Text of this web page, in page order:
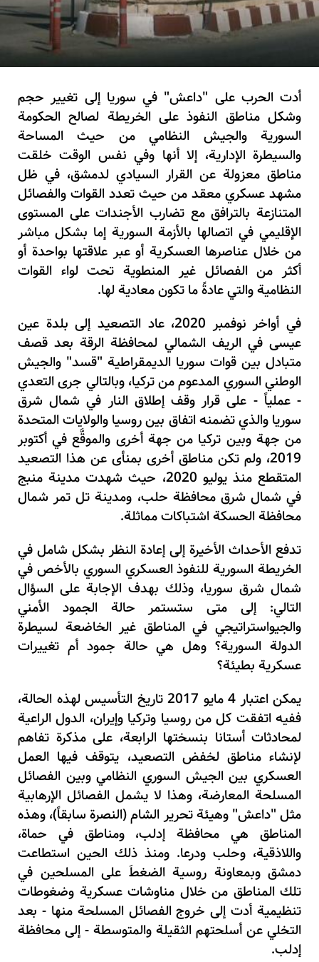
أدت الحرب على "داعش" في سوريا إلى تغيير حجم
وشكل مناطق النفوذ على الخريطة لصالح الحكومة
السورية والجيش النظامي من حيث المساحة
والسيطرة الإدارية، إلا أنها وفي نفس الوقت خلقت
مناطق معزولة عن القرار السيادي لدمشق، في ظل
مشهد عسكري معقد من حيث تعدد القوات والفصائل
المتنازعة بالترافق مع تضارب الأجندات على المستوى
الإقليمي في اتصالها بالأزمة السورية إما بشكل مباشر
من خلال عناصرها العسكرية أو عبر علاقتها بواحدة أو
أكثر من الفصائل غير المنطوية تحت لواء القوات
النظامية والتي عادةً ما تكون معادية لها.
في أواخر نوفمبر 2020،عاد التصعيد إلى بلدة عين
عيسى في الريف الشمالي لمحافظة الرقة بعد قصف
متبادل بين قوات سوريا الديمقراطية "قسد" والجيش
الوطني السوري المدعوم من تركيا، وبالتالي جرى التعدي
- عملياً - على قرار وقف إطلاق النار في شمال شرق
سوريا والذي تضمنه اتفاق بين روسيا والولايات المتحدة
من جهة وبين تركيا من جهة أخرى والموقَّع في أكتوبر
2019، ولم تكن مناطق أخرى بمنأى عن هذا التصعيد
المتقطع منذ يوليو 2020، حيث شهدت مدينة منبج
في شمال شرق محافظة حلب، ومدينة تل تمر شمال
محافظة الحسكة اشتباكات مماثلة.
تدفع الأحداث الأخيرة إلى إعادة النظر بشكل شامل في
الخريطة السورية للنفوذ العسكري السوري بالأخص في
شمال شرق سوريا، وذلك بهدف الإجابة على السؤال
التالي: إلى متى ستستمر حالة الجمود الأمني
والجيواستراتيجي في المناطق غير الخاضعة لسيطرة
الدولة السورية؟ وهل هي حالة جمود أم تغييرات
عسكرية بطيئة؟
يمكن اعتبار 4 مايو 2017 تاريخ التأسيس لهذه الحالة،
ففيه اتفقت كل من روسيا وتركيا وإيران، الدول الراعية
لمحادثات أستانا بنسختها الرابعة، على مذكرة تفاهم
لإنشاء مناطق لخفض التصعيد، يتوقف فيها العمل
العسكري بين الجيش السوري النظامي وبين الفصائل
المسلحة المعارضة، وهذا لا يشمل الفصائل الإرهابية
مثل "داعش" وهيئة تحرير الشام (النصرة سابقاً)، وهذه
المناطق هي محافظة إدلب، ومناطق في حماة،
واللاذقية، وحلب ودرعا. ومنذ ذلك الحين استطاعت
دمشق وبمعاونة روسية الضغطَ على المسلحين في
تلك المناطق من خلال مناوشات عسكرية وضغوطات
تنظيمية أدت إلى خروج الفصائل المسلحة منها - بعد
التخلي عن أسلحتهم الثقيلة والمتوسطة - إلى محافظة
إدلب.